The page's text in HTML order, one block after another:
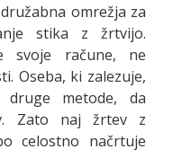
omrežja za
stika z žrtvijo.
svoje račune, ne
Oseba, ki zalezuje,
metode, da
Zato naj žrtev z
celostno načrtuje